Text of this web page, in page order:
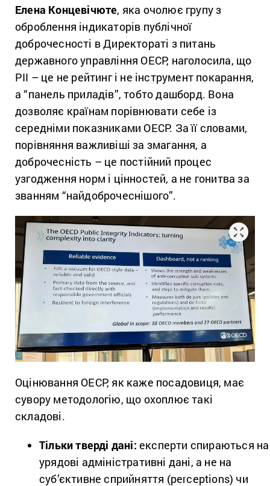
Елена Концевічюте, яка очолює групу з
оброблення індикаторів публічної
доброчесності в Директораті з питань
державного управління ОЕСР, наголосила, що
PII – це не рейтинг і не інструмент покарання,
а “панель приладів”, тобто дашборд. Вона
дозволяє країнам порівнювати себе із
середніми показниками ОЕСР. За її словами,
порівняння важливіші за змагання, а
доброчесність – це постійний процес
узгодження норм і цінностей, а не гонитва за
званням “найдоброчеснішого”.
Оцінювання ОЕСР, як каже посадовиця, має
сувору методологію, що охоплює такі
складові.
Тільки тверді дані: експерти спираються на
урядові адміністративні дані, а не на
суб’єктивне сприйняття (perceptions) чи